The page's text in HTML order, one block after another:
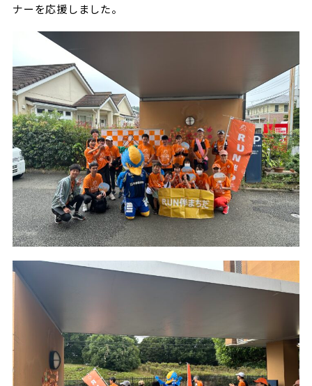
ビジターサポーターの皆様へ
車イスでの観戦
試合運営管理規程
三輪緑山ベースを利用
三輪緑山ベースご利用案内
ゼル塾
ＦＣ町田ゼルビアスポーツクラブ
ＦＣ町田ゼルビアアカデミー
ゼルビアフットサルパーク
ナーを応援しました。